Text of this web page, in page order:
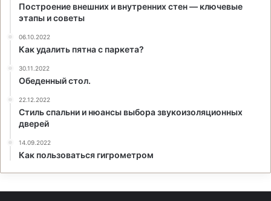
Построение внешних и внутренних стен — ключевые
этапы и советы
06.10.2022
Как удалить пятна с паркета?
30.11.2022
Обеденный стол.
22.12.2022
Стиль спальни и нюансы выбора звукоизоляционных
дверей
14.09.2022
Как пользоваться гигрометром